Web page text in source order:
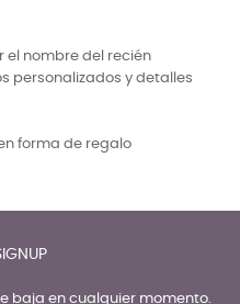
el nombre del recién
personalizados y detalles
forma de regalo
baja en cualquier momento.